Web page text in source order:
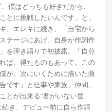
僕はどっちも好きだから、
とに挑戦したいんです」と」
、エレキに続き、「自宅から
テージにあげ、自身が作詞作
を弾き語りで初披露。「自分
ば、得たものもあって。この
が、次にいくために描いた曲
です」と仕事や家族、仲間、
とが出来る“君がいない世
き、デビュー前に自ら作詞